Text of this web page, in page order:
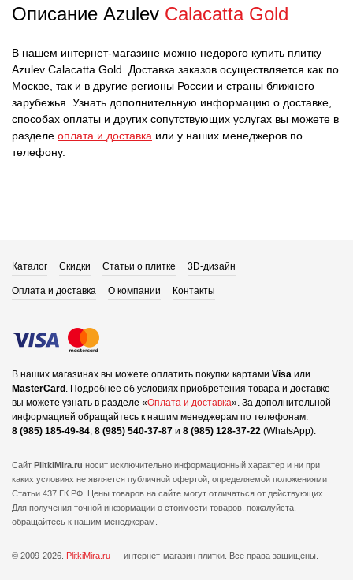
Описание Azulev Calacatta Gold
В нашем интернет-магазине можно недорого купить плитку
Azulev Calacatta Gold. Доставка заказов осуществляется как по
Москве, так и в другие регионы России и страны ближнего
зарубежья. Узнать дополнительную информацию о доставке,
способах оплаты и других сопутствующих услугах вы можете в
разделе оплата и доставка или у наших менеджеров по
телефону.
Каталог Скидки Статьи о плитке 3D-дизайн
Оплата и доставка О компании Контакты
В наших магазинах вы можете оплатить покупки картами Visa или
MasterCard . Подробнее об условиях приобретения товара и доставке
вы можете узнать в разделе «Оплата и доставка». За дополнительной
информацией обращайтесь к нашим менеджерам по телефонам:
8 (985) 185-49-84, 8 (985) 540-37-87 и 8 (985) 128-37-22 (WhatsApp).
Сайт PlitkiMira.ru носит исключительно информационный характер и ни при
каких условиях не является публичной офертой, определяемой положениями
Статьи 437 ГК РФ. Цены товаров на сайте могут отличаться от действующих.
Для получения точной информации о стоимости товаров, пожалуйста,
обращайтесь к нашим менеджерам.
© 2009-2026. PlitkiMira.ru — интернет-магазин плитки. Все права защищены.